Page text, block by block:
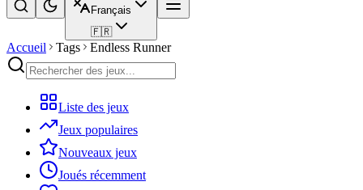
Français
🇫🇷
Accueil Tags Endless Runner
Liste des jeux
Jeux populaires
Nouveaux jeux
Joués récemment